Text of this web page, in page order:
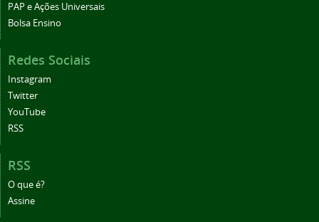
PAP e Ações Universais
Bolsa Ensino
Redes Sociais
Instagram
Twitter
YouTube
RSS
RSS
O que é?
Assine